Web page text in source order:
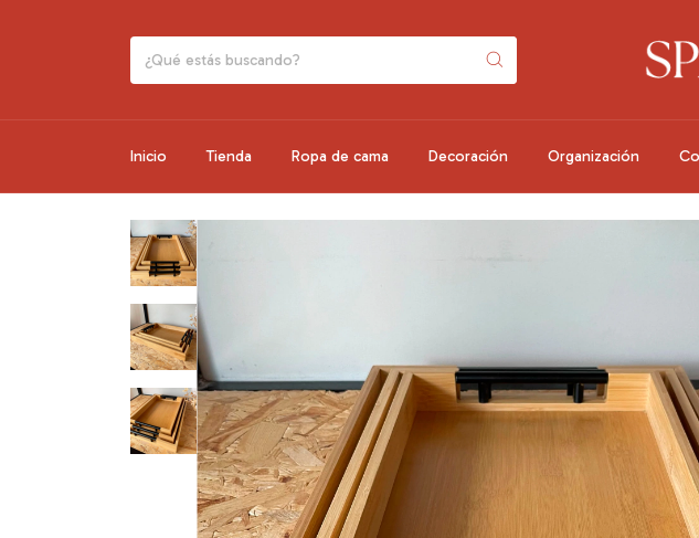
Inicio Tienda Ropa de cama Decoración Organización